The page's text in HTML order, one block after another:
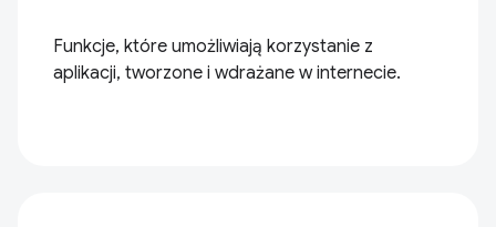
Funkcje, które umożliwiają korzystanie z
aplikacji, tworzone i wdrażane w internecie.